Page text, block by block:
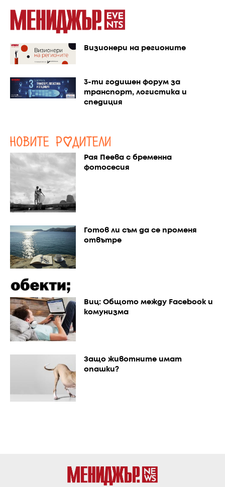
Визионери на регионите
3-ти годишен форум за
транспорт, логистика и
спедиция
Рая Пеева с бременна
фотосесия
Готов ли съм да се променя
отвътре
Виц: Общото между Facebook и
комунизма
Защо животните имат
опашки?